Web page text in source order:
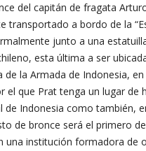
del capitán de fragata
transportado a bordo de la
junto a una
esta última a ser
de la Armada de Indonesia,
el que Prat tenga un lugar de
de Indonesia como también,
de bronce será el primero
una institución formadora de